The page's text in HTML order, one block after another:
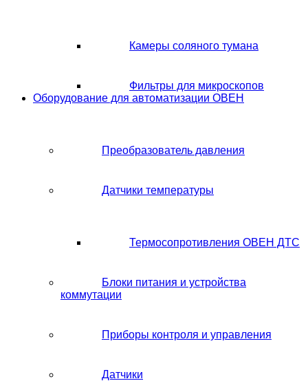
Камеры соляного тумана
Фильтры для микроскопов
Оборудование для автоматизации ОВЕН
Преобразователь давления
Датчики температуры
Термосопротивления ОВЕН ДТС
Блоки питания и устройства
коммутации
Приборы контроля и управления
Датчики